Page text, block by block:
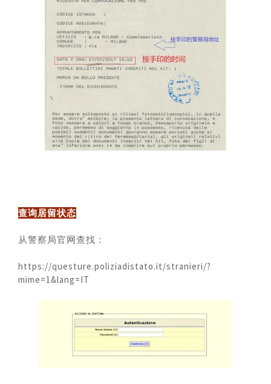
查询居留状态
从警察局官网查找：
https://questure.poliziadistato.it/stranieri/?
mime=1&lang=IT